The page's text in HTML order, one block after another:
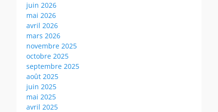
juin 2026
mai 2026
avril 2026
mars 2026
novembre 2025
octobre 2025
septembre 2025
août 2025
juin 2025
mai 2025
avril 2025